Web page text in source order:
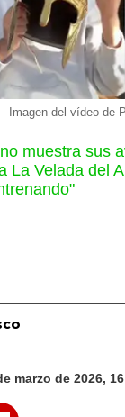
Imagen del vídeo de
muestra sus
La Velada del
marzo de 2026,